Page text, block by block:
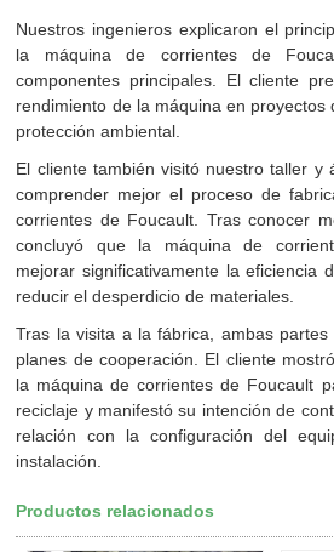
Nuestros ingenieros explicaron el
la máquina de corrientes de
componentes principales. El cliente
rendimiento de la máquina en proyectos
protección ambiental.
El cliente también visitó nuestro taller y
comprender mejor el proceso de
corrientes de Foucault. Tras conocer
concluyó que la máquina de
mejorar significativamente la eficiencia
reducir el desperdicio de materiales.
Tras la visita a la fábrica, ambas
planes de cooperación. El cliente
la máquina de corrientes de Foucault
reciclaje y manifestó su intención de
relación con la configuración del
instalación.
Productos relacionados